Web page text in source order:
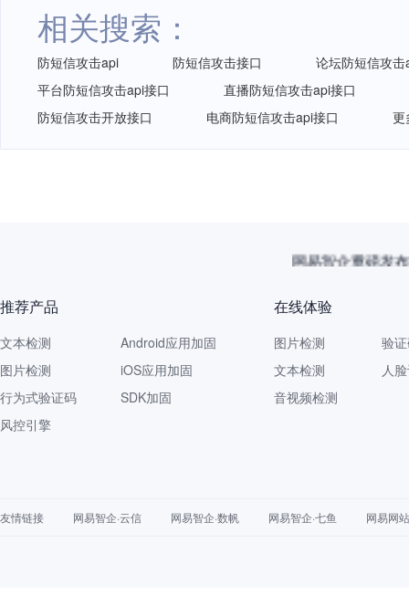
相关搜索：
防短信攻击api 防短信攻击接口
论坛防短信攻
平台防短信攻击api接口
直播防短信攻击api接口
防短信攻击开放接口
电商防短信攻击api接口 更
网易智企重磅发
推荐产品
文本检测
图片检测
行为式验证码
风控引擎
Android应用加固
iOS应用加固
SDK加固
在线体验
图片检测
文本检测
音视频检测
验
人
友情链接 网易智企·云信 网易智企·数帆 网易智企·七鱼 网易网